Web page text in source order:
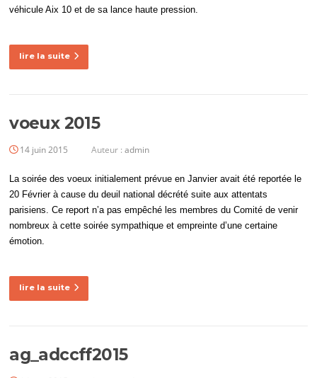
véhicule Aix 10 et de sa lance haute pression.
lire la suite
voeux 2015
14 juin 2015 Auteur :admin
La soirée des voeux initialement prévue en Janvier avait été reportée le
20 Février à cause du deuil national décrété suite aux attentats
parisiens. Ce report n’a pas empêché les membres du Comité de venir
nombreux à cette soirée sympathique et empreinte d’une certaine
émotion.
lire la suite
ag_adccff2015